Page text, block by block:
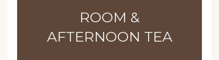
ROOM &
AFTERNOON TEA